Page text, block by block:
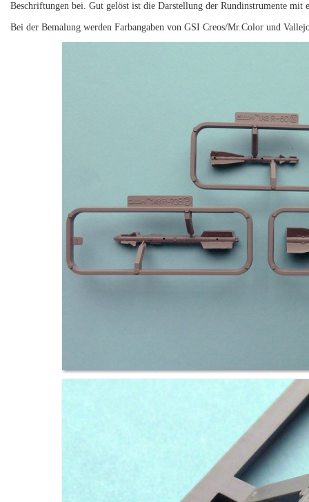
Beschriftungen bei. Gut gelöst ist die Darstellung der Rundinstrumente
Bei der Bemalung werden Farbangaben von GSI Creos/Mr.Color und